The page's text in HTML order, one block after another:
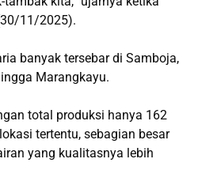
11/2025).
banyak tersebar di Samboja,
Marangkayu.
total produksi hanya 162
tertentu, sebagian besar
yang kualitasnya lebih